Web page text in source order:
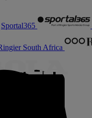
Sportal365
South Africa